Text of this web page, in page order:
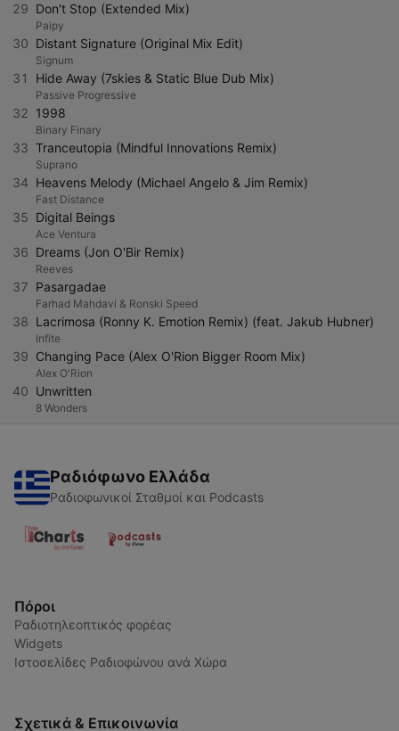
29 Don't Stop (Extended Mix)
Paipy
30 Distant Signature (Original Mix Edit)
Signum
31 Hide Away (7skies & Static Blue Dub Mix)
Passive Progressive
32 1998
Binary Finary
33 Tranceutopia (Mindful Innovations Remix)
Suprano
34 Heavens Melody (Michael Angelo & Jim Remix)
Fast Distance
35 Digital Beings
Ace Ventura
36 Dreams (Jon O'Bir Remix)
Reeves
37 Pasargadae
Farhad Mahdavi & Ronski Speed
38 Lacrimosa (Ronny K. Emotion Remix) (feat. Jakub Hubner)
Infite
39 Changing Pace (Alex O'Rion Bigger Room Mix)
Alex O'Rion
40 Unwritten
8 Wonders
Ραδιόφωνο Ελλάδα
Ραδιοφωνικοί Σταθμοί και Podcasts
Πόροι
Ραδιοτηλεοπτικός φορέας
Widgets
Ιστοσελίδες Ραδιοφώνου ανά Χώρα
Σχετικά & Επικοινωνία